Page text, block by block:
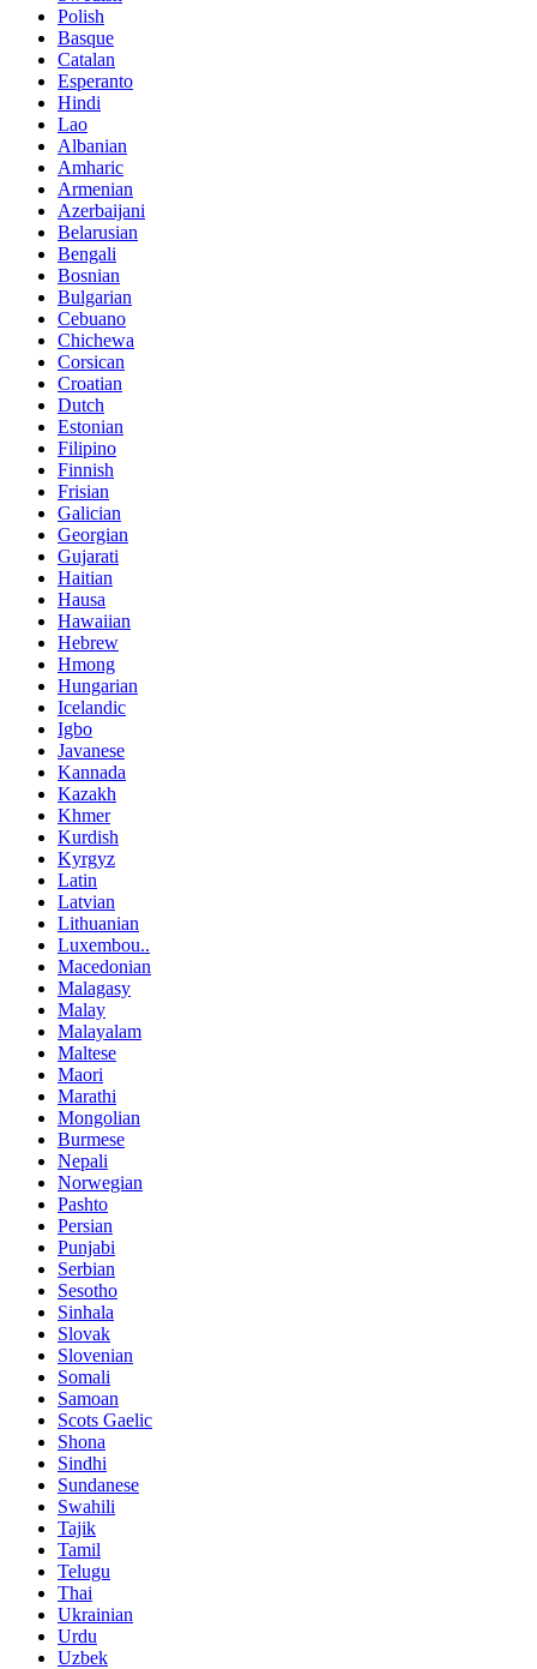
Polish
Basque
Catalan
Esperanto
Hindi
Lao
Albanian
Amharic
Armenian
Azerbaijani
Belarusian
Bengali
Bosnian
Bulgarian
Cebuano
Chichewa
Corsican
Croatian
Dutch
Estonian
Filipino
Finnish
Frisian
Galician
Georgian
Gujarati
Haitian
Hausa
Hawaiian
Hebrew
Hmong
Hungarian
Icelandic
Igbo
Javanese
Kannada
Kazakh
Khmer
Kurdish
Kyrgyz
Latin
Latvian
Lithuanian
Luxembou..
Macedonian
Malagasy
Malay
Malayalam
Maltese
Maori
Marathi
Mongolian
Burmese
Nepali
Norwegian
Pashto
Persian
Punjabi
Serbian
Sesotho
Sinhala
Slovak
Slovenian
Somali
Samoan
Scots Gaelic
Shona
Sindhi
Sundanese
Swahili
Tajik
Tamil
Telugu
Thai
Ukrainian
Urdu
Uzbek